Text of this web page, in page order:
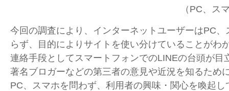
（PC、ス
今回の調査により、インターネットユーザーはPC
らず、目的によりサイトを使い分けていることがわ
連絡手段としてスマートフォンでのLINEの台頭が目
著名ブロガーなどの第三者の意見や近況を知るため
PC、スマホを問わず、利用者の興味・関心を喚起